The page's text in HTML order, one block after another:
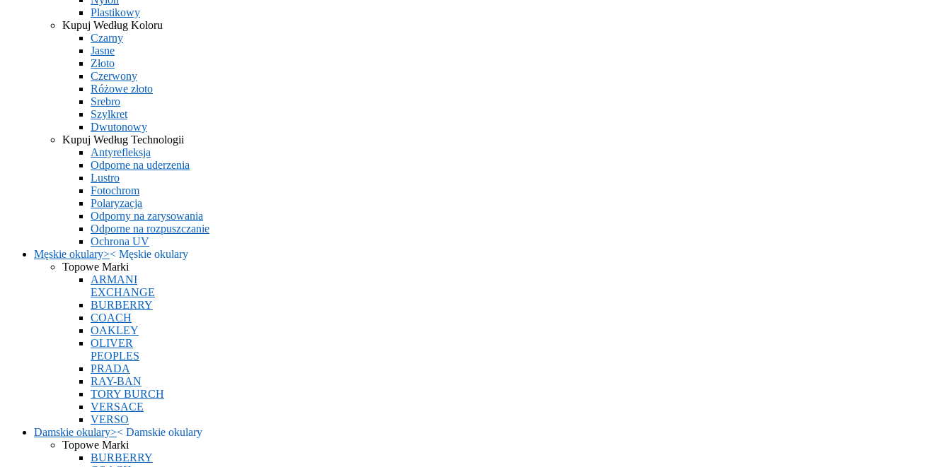
Plastikowy
Kupuj Według Koloru
Czarny
Jasne
Złoto
Czerwony
Różowe złoto
Srebro
Szylkret
Dwutonowy
Kupuj Według Technologii
Antyrefleksja
Odporne na uderzenia
Lustro
Fotochrom
Polaryzacja
Odporny na zarysowania
Odporne na rozpuszczanie
Ochrona UV
Męskie okulary>< Męskie okulary
Topowe Marki
ARMANI
EXCHANGE
BURBERRY
COACH
OAKLEY
OLIVER
PEOPLES
PRADA
RAY-BAN
TORY BURCH
VERSACE
VERSO
Damskie okulary>< Damskie okulary
Topowe Marki
BURBERRY